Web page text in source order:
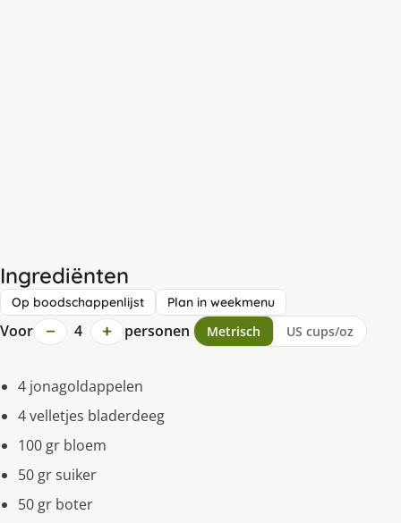
Ingrediënten
Op boodschappenlijst Plan in weekmenu
Voor − 4 + personen Metrisch US cups/oz
4 jonagoldappelen
4 velletjes bladerdeeg
100 gr bloem
50 gr suiker
50 gr boter